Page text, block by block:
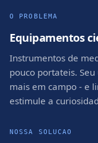
O PROBLEMA
Equipamentos
Instrumentos de
pouco portateis.
mais em campo - e
estimule a
NOSSA SOLUCAO